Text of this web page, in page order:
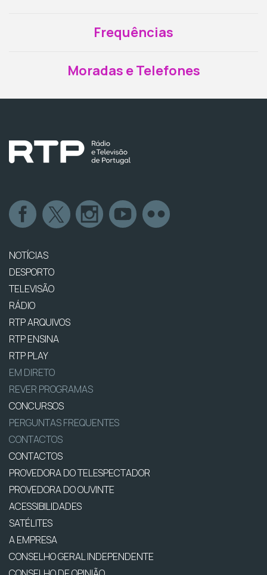
Frequências
Moradas e Telefones
NOTÍCIAS
DESPORTO
TELEVISÃO
RÁDIO
RTP ARQUIVOS
RTP ENSINA
RTP PLAY
EM DIRETO
REVER PROGRAMAS
CONCURSOS
PERGUNTAS FREQUENTES
CONTACTOS
CONTACTOS
PROVEDORA DO TELESPECTADOR
PROVEDORA DO OUVINTE
ACESSIBILIDADES
SATÉLITES
A EMPRESA
CONSELHO GERAL INDEPENDENTE